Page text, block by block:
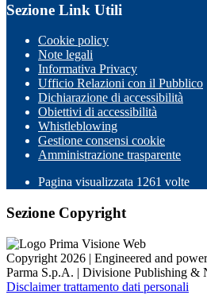
Sezione Link Utili
Cookie policy
Note legali
Informativa Privacy
Ufficio Relazioni con il Pubblico
Dichiarazione di accessibilità
Obiettivi di accessibilità
Whistleblowing
Gestione consensi cookie
Amministrazione trasparente
Pagina visualizzata 1261 volte
Sezione Copyright
Copyright 2026 | Engineered and
Parma S.p.A. | Divisione Publishing &
Disclaimer trattamento dati personali